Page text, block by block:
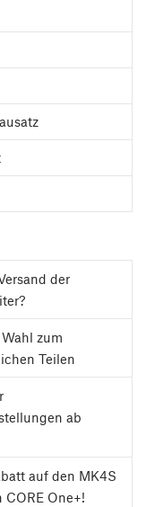
der
zum
Teilen
ab
auf den MK4S
One+!